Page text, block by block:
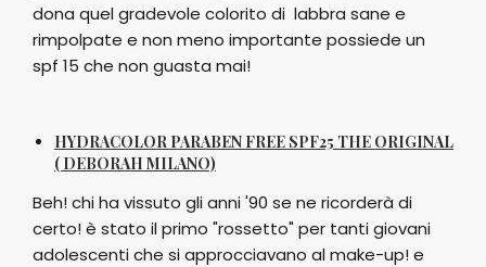
dona quel gradevole colorito di labbra sane e
rimpolpate e non meno importante possiede un
spf 15 che non guasta mai!
HYDRACOLOR PARABEN FREE SPF25 THE ORIGINAL
( DEBORAH MILANO)
Beh! chi ha vissuto gli anni '90 se ne ricorderà di
certo! è stato il primo "rossetto" per tanti giovani
adolescenti che si approcciavano al make-up! e